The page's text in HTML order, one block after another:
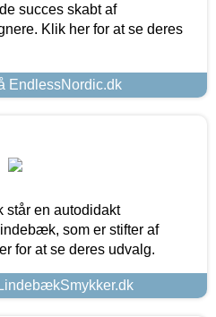
succes skabt af
Klik her for at se deres
EndlessNordic.dk
står en autodidakt
som er stifter af
for at se deres udvalg.